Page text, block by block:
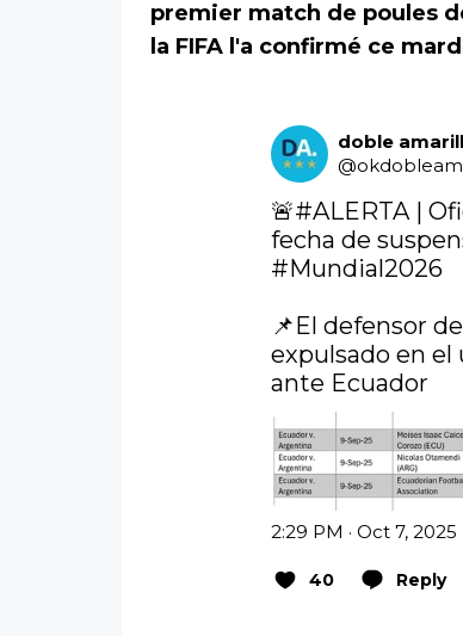
premier match de poules
la FIFA l'a confirmé ce
doble amarilla
@
🚨#ALERTA |
#Mundial2026
📌El defensor
expulsado en
ante Ecuador
2:29 PM · Oct 7, 2025
40 Reply